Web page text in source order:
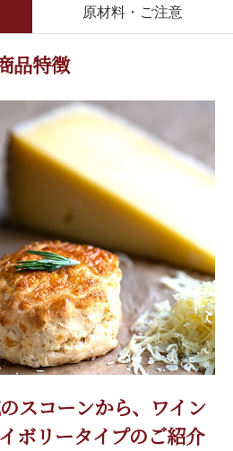
原材料・ご注意
品特徴
スコーンから、ワイン
ボリータイプのご紹介